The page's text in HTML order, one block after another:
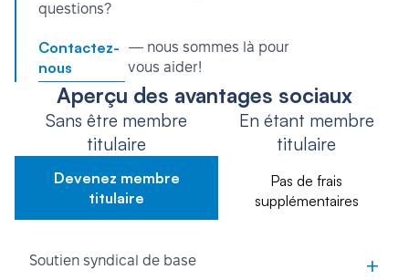
questions?
Contactez-
nous
— nous sommes là pour
vous aider!
Aperçu des avantages sociaux
Sans être membre
titulaire
Devenez membre
titulaire
En étant membre
titulaire
Pas de frais
supplémentaires
Soutien syndical de base +